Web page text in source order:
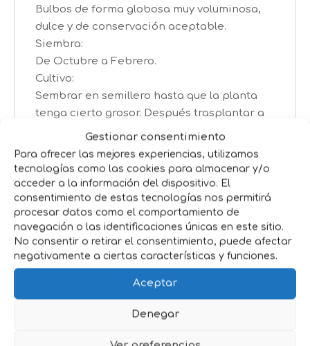
Gestionar consentimiento
Para ofrecer las mejores experiencias, utilizamos
tecnologías como las cookies para almacenar y/o
acceder a la información del dispositivo. El
consentimiento de estas tecnologías nos permitirá
procesar datos como el comportamiento de
navegación o las identificaciones únicas en este sitio.
No consentir o retirar el consentimiento, puede afectar
negativamente a ciertas características y funciones.
Aceptar
Denegar
Bulbos de forma globosa muy voluminosa,
dulce y de conservación aceptable.
Siembra:
De Octubre a Febrero.
Cultivo:
Sembrar en semillero hasta que la planta
tenga cierto grosor. Después trasplantar a
un marco de 40×10 cm
Cosecha:
A partir de 5 Meses.
Productos relacionados